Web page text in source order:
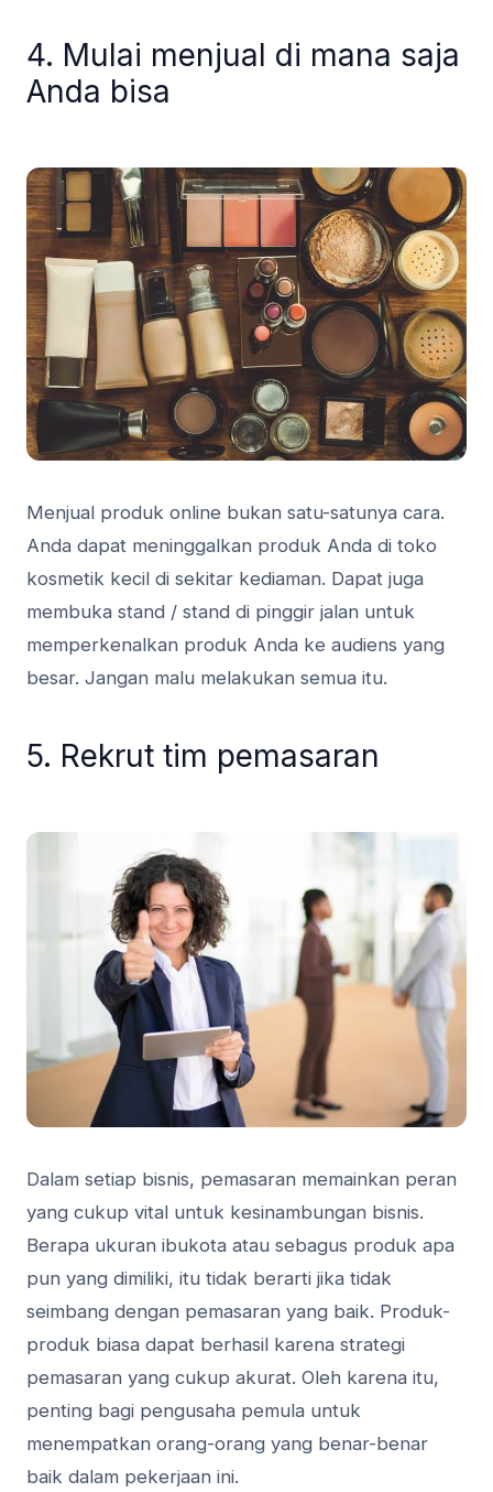
4. Mulai menjual di mana saja
Anda bisa
Menjual produk online bukan satu-satunya cara.
Anda dapat meninggalkan produk Anda di toko
kosmetik kecil di sekitar kediaman. Dapat juga
membuka stand / stand di pinggir jalan untuk
memperkenalkan produk Anda ke audiens yang
besar. Jangan malu melakukan semua itu.
5. Rekrut tim pemasaran
Dalam setiap bisnis, pemasaran memainkan peran
yang cukup vital untuk kesinambungan bisnis.
Berapa ukuran ibukota atau sebagus produk apa
pun yang dimiliki, itu tidak berarti jika tidak
seimbang dengan pemasaran yang baik. Produk-
produk biasa dapat berhasil karena strategi
pemasaran yang cukup akurat. Oleh karena itu,
penting bagi pengusaha pemula untuk
menempatkan orang-orang yang benar-benar
baik dalam pekerjaan ini.